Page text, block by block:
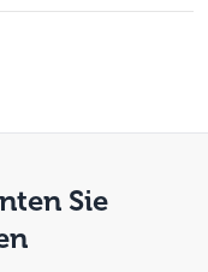
Sie